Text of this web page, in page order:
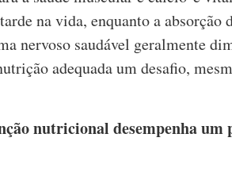
na vida, enquanto a absorção
nervoso saudável geralmente
adequada um desafio,
nutricional desempenha um